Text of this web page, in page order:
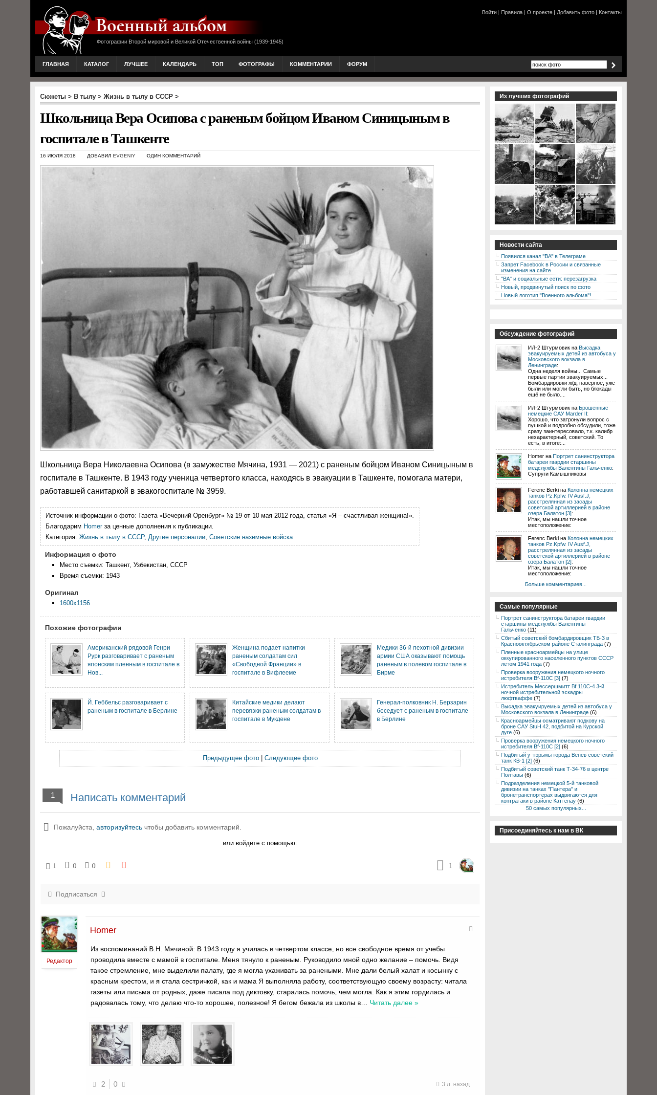
Фотографии Второй мировой и Великой Отечественной войны (1939-1945)
Войти | Правила | О проекте | Добавить фото | Контакты
ГЛАВНАЯ КАТАЛОГ ЛУЧШЕЕ КАЛЕНДАРЬ ТОП ФОТОГРАФЫ КОММЕНТАРИИ ФОРУМ
Сюжеты > В тылу > Жизнь в тылу в СССР >
Школьница Вера Осипова с раненым бойцом Иваном Синицыным в
госпитале в Ташкенте
16 ИЮЛЯ 2018 ДОБАВИЛ EVGENIY ОДИН КОММЕНТАРИЙ
Школьница Вера Николаевна Осипова (в замужестве Мячина, 1931 — 2021) с раненым бойцом Иваном Синицыным в
госпитале в Ташкенте. В 1943 году ученица четвертого класса, находясь в эвакуации в Ташкенте, помогала матери,
работавшей санитаркой в эвакогоспитале № 3959.
Источник информации о фото: Газета «Вечерний Оренбург» № 19 от 10 мая 2012 года, статья «Я – счастливая женщина!».
Благодарим Homerза ценные дополнения к публикации.
Категория: Жизнь в тылу в СССР, Другие персоналии, Советские наземные войска
Информация о фото
Место съемки: Ташкент, Узбекистан, СССР
Время съемки: 1943
Оригинал
1600x1156
Похожие фотографии
Американский рядовой Генри
Рурк разговаривает с раненым
японским пленным в госпитале в
Нов...
Женщина подает напитки
раненым солдатам сил
«Свободной Франции» в
госпитале в Вифлееме
Медики 36-й пехотной дивизии
армии США оказывают помощь
раненым в полевом госпитале в
Бирме
Й. Геббельс разговаривает с
раненым в госпитале в Берлине
Китайские медики делают
перевязки раненым солдатам в
госпитале в Мукдене
Генерал-полковник Н. Берзарин
беседует с раненым в госпитале
в Берлине
Предыдущее фото| Следующее фото
1 Написать комментарий
Пожалуйста, авторизуйтесь чтобы добавить комментарий.
или войдите с помощью:
1 0 0 1
Подписаться
Редактор
Homer
Из воспоминаний В.Н. Мячиной: В 1943 году я училась в четвертом классе, но все свободное время от учебы
проводила вместе с мамой в госпитале. Меня тянуло к раненым. Руководило мной одно желание – помочь. Видя
такое стремление, мне выделили палату, где я могла ухаживать за ранеными. Мне дали белый халат и косынку с
красным крестом, и я стала сестричкой, как и мама Я выполняла работу, соответствующую своему возрасту: читала
газеты или письма от родных, даже писала под диктовку, старалась помочь, чем могла. Как я этим гордилась и
радовалась тому, что делаю что-то хорошее, полезное! Я бегом бежала из школы в
Читать далее »
2 0 3 л. назад
Из лучших фотографий
Новости сайта
Появился канал "ВА" в Телеграме
Запрет Facebook в России и связанные
изменения на сайте
"ВА" и социальные сети: перезагрузка
Новый, продвинутый поиск по фото
Новый логотип "Военного альбома"!
Обсуждение фотографий
ИЛ-2 Штурмовик на Высадка
эвакуируемых детей из автобуса у
Московского вокзала в
Ленинграде:
Одна неделя войны... Самые
первые партии эвакуируемых...
Бомбардировки ж/д, наверное, уже
были или могли быть, но блокады
ещё не было....
ИЛ-2 Штурмовик на Брошенные
немецкие САУ Marder II:
Хорошо, что затронули вопрос с
пушкой и подробно обсудили, тоже
сразу заинтересовало, т.к. калибр
нехарактерный, советский. То
есть, в итоге:...
Homer на Портрет санинструктора
батареи гвардии старшины
медслужбы Валентины Гальченко:
Супруги Камышниковы
Ferenc Berki на Колонна немецких
танков Pz.Kpfw. IV Ausf.J,
расстрелянная из засады
советской артиллерией в районе
озера Балатон [3]:
Итак, мы нашли точное
местоположение:
Ferenc Berki на Колонна немецких
танков Pz.Kpfw. IV Ausf.J,
расстрелянная из засады
советской артиллерией в районе
озера Балатон [2]:
Итак, мы нашли точное
местоположение:
Больше комментариев...
Самые популярные
Портрет санинструктора батареи гвардии
старшины медслужбы Валентины
Гальченко (11)
Сбитый советский бомбардировщик ТБ-3 в
Краснооктябрьском районе Сталинграда (7)
Пленные красноармейцы на улице
оккупированного населенного пунктов СССР
летом 1941 года (7)
Проверка вооружения немецкого ночного
истребителя Bf-110C [3] (7)
Истребитель Мессершмитт Bf.110C-4 3-й
ночной истребительной эскадры
люфтваффе (7)
Высадка эвакуируемых детей из автобуса у
Московского вокзала в Ленинграде (6)
Красноармейцы осматривают подкову на
броне САУ StuH 42, подбитой на Курской
дуге (6)
Проверка вооружения немецкого ночного
истребителя Bf-110C [2] (6)
Подбитый у тюрьмы города Венев советский
танк КВ-1 [2] (6)
Подбитый советский танк Т-34-76 в центре
Полтавы (6)
Подразделения немецкой 5-й танковой
дивизии на танках "Пантера" и
бронетранспортерах выдвигаются для
контратаки в районе Каттенау (6)
50 самых популярных...
Присоединяйтесь к нам в ВК